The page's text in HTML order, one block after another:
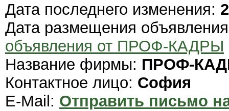
Дата последнего изменения:
Дата размещения
объявления от ПРОФ-КАДРЫ
Название фирмы: ПРОФ-
Контактное лицо: София
E-Mail: Отправить письмо